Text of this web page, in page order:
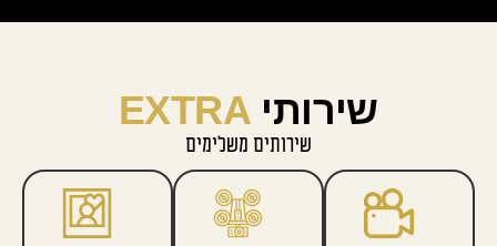
שירותיEXTRA
שירותים משלימים